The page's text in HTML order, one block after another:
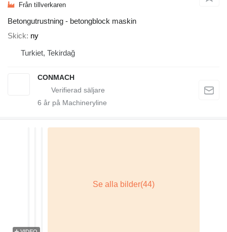
Från tillverkaren
Betongutrustning - betongblock maskin
Skick ny
Turkiet, Tekirdağ
CONMACH
6 år på Machineryline